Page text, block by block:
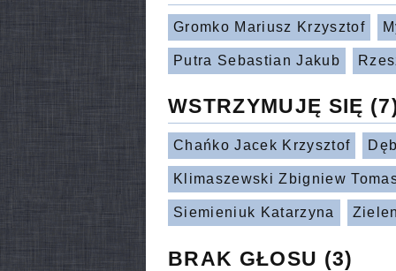
Gromko Mariusz Krzysztof
Putra Sebastian Jakub
WSTRZYMUJĘ SIĘ
Chańko Jacek Krzysztof
Klimaszewski Zbigniew
Siemieniuk Katarzyna
BRAK GŁOSU (3)